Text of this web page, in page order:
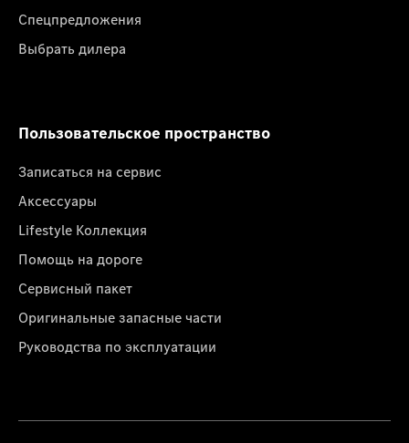
Спецпредложения
Выбрать дилера
Пользовательское пространство
Записаться на сервис
Аксессуары
Lifestyle Коллекция
Помощь на дороге
Сервисный пакет
Оригинальные запасные части
Руководства по эксплуатации